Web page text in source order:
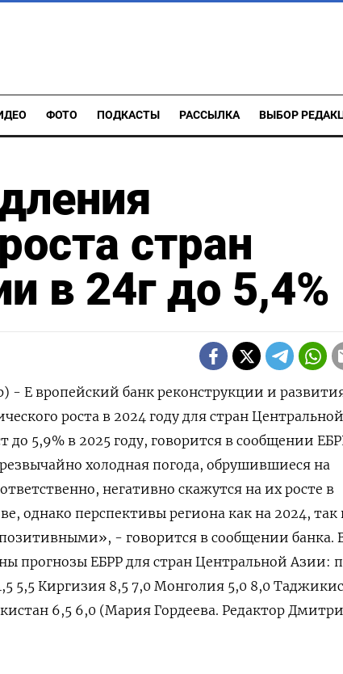
ФОТО ПОДКАСТЫ РАССЫЛКА ВЫБОР
стран
в 24г до 5,4%
Е вропейский банк реконструкции и
роста в 2024 году для стран
до 5,9% в 2025 году, говорится в сообщении
холодная погода, обрушившиеся на
негативно скажутся на их росте в
однако перспективы региона как на 2024, так
позитивными», - говорится в сообщении банка.
прогнозы ЕБРР для стран Центральной Азии:
5,5 Киргизия 8,5 7,0 Монголия 5,0 8,0
6,5 6,0 (Мария Гордеева. Редактор